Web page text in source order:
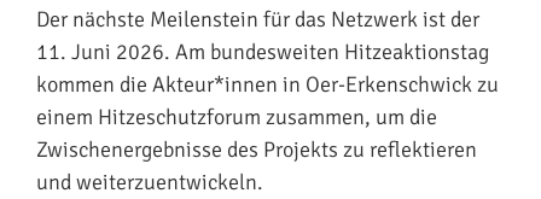
Der nächste Meilenstein für das Netzwerk ist der
11. Juni 2026. Am bundesweiten Hitzeaktionstag
kommen die Akteur*innen in Oer-Erkenschwick zu
einem Hitzeschutzforum zusammen, um die
Zwischenergebnisse des Projekts zu reflektieren
und weiterzuentwickeln.